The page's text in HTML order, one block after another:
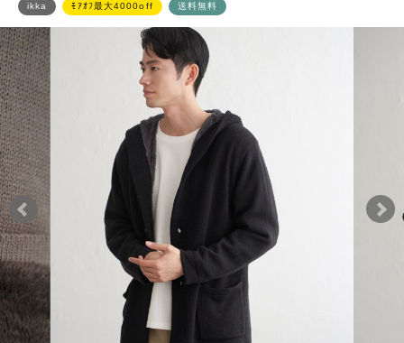
ikka ﾓｱｵﾌ最大4000off 送料無料